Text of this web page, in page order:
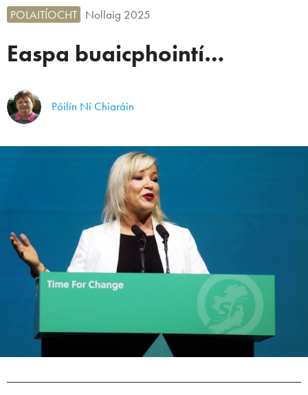
Easpa buaicphointí…
POLAITÍOCHT Nollaig 2025
Póilín Ní Chiaráin